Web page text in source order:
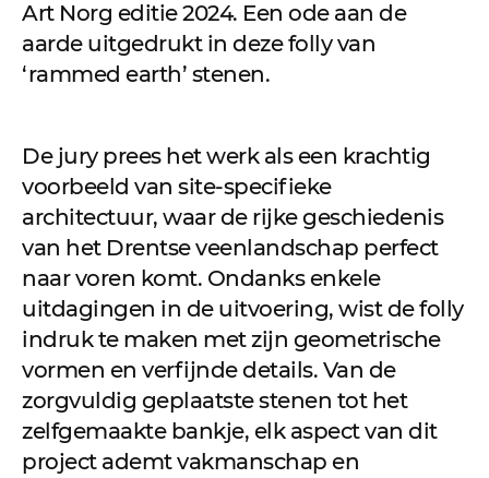
Art Norg editie 2024. Een ode aan de
aarde uitgedrukt in deze folly van
‘rammed earth’ stenen.
De jury prees het werk als een krachtig
voorbeeld van site-specifieke
architectuur, waar de rijke geschiedenis
van het Drentse veenlandschap perfect
naar voren komt. Ondanks enkele
uitdagingen in de uitvoering, wist de folly
indruk te maken met zijn geometrische
vormen en verfijnde details. Van de
zorgvuldig geplaatste stenen tot het
zelfgemaakte bankje, elk aspect van dit
project ademt vakmanschap en